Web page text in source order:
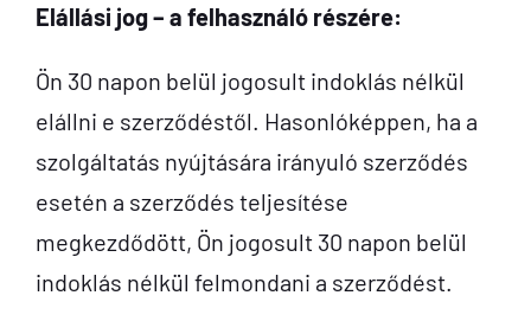
Elállási jog – a felhasználó részére:
Ön 30 napon belül jogosult indoklás nélkül
elállni e szerződéstől. Hasonlóképpen, ha a
szolgáltatás nyújtására irányuló szerződés
esetén a szerződés teljesítése
megkezdődött, Ön jogosult 30 napon belül
indoklás nélkül felmondani a szerződést.